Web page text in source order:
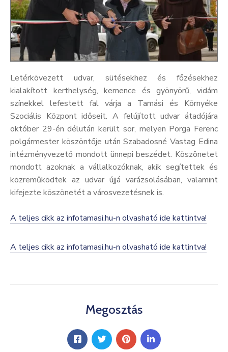
Letérkövezett udvar, sütésekhez és főzésekhez
kialakított kerthelység, kemence és gyönyörű, vidám
színekkel lefestett fal várja a Tamási és Környéke
Szociális Központ időseit. A felújított udvar átadójára
október 29-én délután került sor, melyen Porga Ferenc
polgármester köszöntője után Szabadosné Vastag Edina
intézményvezető mondott ünnepi beszédet. Köszönetet
mondott azoknak a vállalkozóknak, akik segítettek és
közreműködtek az udvar újjá varázsolásában, valamint
kifejezte köszönetét a városvezetésnek is.
A teljes cikk az infotamasi.hu-n olvasható ide kattintva!
A teljes cikk az infotamasi.hu-n olvasható ide kattintva!
Megosztás